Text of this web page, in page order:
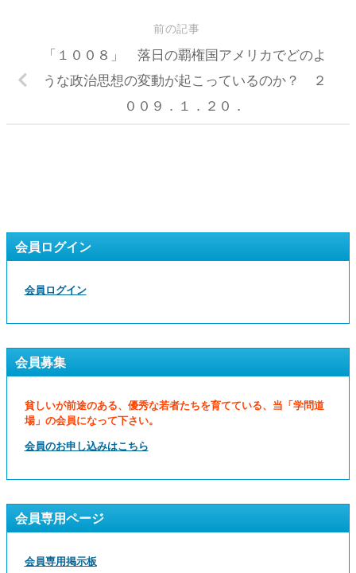
前の記事
「１００８」 落日の覇権国アメリカでどのよ
うな政治思想の変動が起こっているのか？ ２
００９．１．２０．
会員ログイン
会員ログイン
会員募集
貧しいが前途のある、優秀な若者たちを育てている、当「学問道
場」の会員になって下さい。
会員のお申し込みはこちら
会員専用ページ
会員専用掲示板